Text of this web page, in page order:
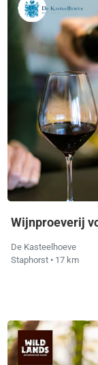
Wijnproeverij
De Kasteelhoeve
Staphorst • 17 km